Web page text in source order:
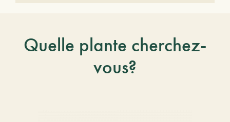
Quelle plante cherchez-
vous?